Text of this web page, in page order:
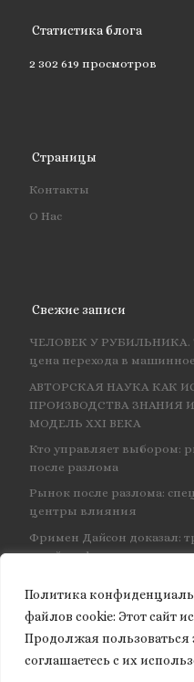
Политика
файлов сookie: Этот сайт
Продолжая пользоваться
соглашаетесь с их
Статистика блога
2 302 619 просмотров
Страницы
Контакты
О Нас
Свежие записи
ЧЕЛОВЕК У РУБИЛЬНИКА.
цена перехода в
АВТОРСКАЯ НАУКА КАК
ПРОИЗВОДСТВА ЗНАНИЯ
МОДЕЛЬ XXI ВЕКА
Кто управляет выбором:
после разлома
Рынок после разлома:
центры влияния
Фримен Дайсон доказал:
и той же физике — и
© 2026Granite of